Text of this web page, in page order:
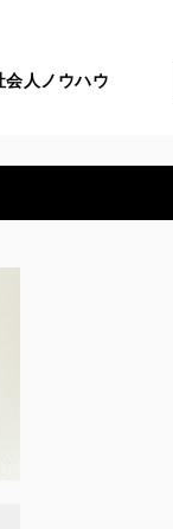
会人ノウハウ